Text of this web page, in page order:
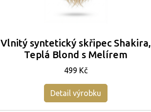
Vlnitý syntetický skřipec Shakira,
Teplá Blond s Melírem
499 Kč
Detail výrobku